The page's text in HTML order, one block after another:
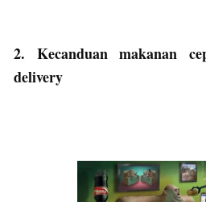
2. Kecanduan makanan
delivery